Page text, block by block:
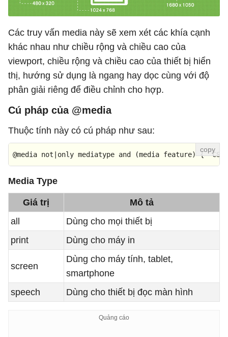
Các truy vấn media này sẽ xem xét các khía cạnh
khác nhau như chiều rộng và chiều cao của
viewport, chiều rộng và chiều cao của thiết bị hiển
thị, hướng sử dụng là ngang hay dọc cùng với độ
phân giải riêng để điều chỉnh cho hợp.
Cú pháp của @media
Thuộc tính này có cú pháp như sau:
@media not only mediatype and (media feature) {  CSS-
Media Type
Giá trị
Mô tả
all
Dùng cho mọi thiết bị
print
Dùng cho máy in
screen
Dùng cho máy tính, tablet,
smartphone
speech
Dùng cho thiết bị đọc màn hình